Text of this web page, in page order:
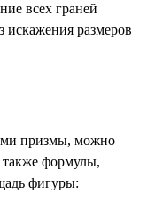
всех граней
искажения размеров
призмы, можно
также формулы,
фигуры: